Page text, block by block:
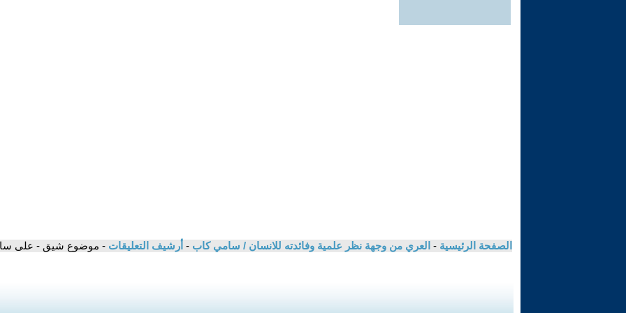
الصفحة الرئيسية - العري من وجهة نظر علمية وفائدته للانسان / سامي كاب - أرشيف التعليقات - موضوع شيق - على